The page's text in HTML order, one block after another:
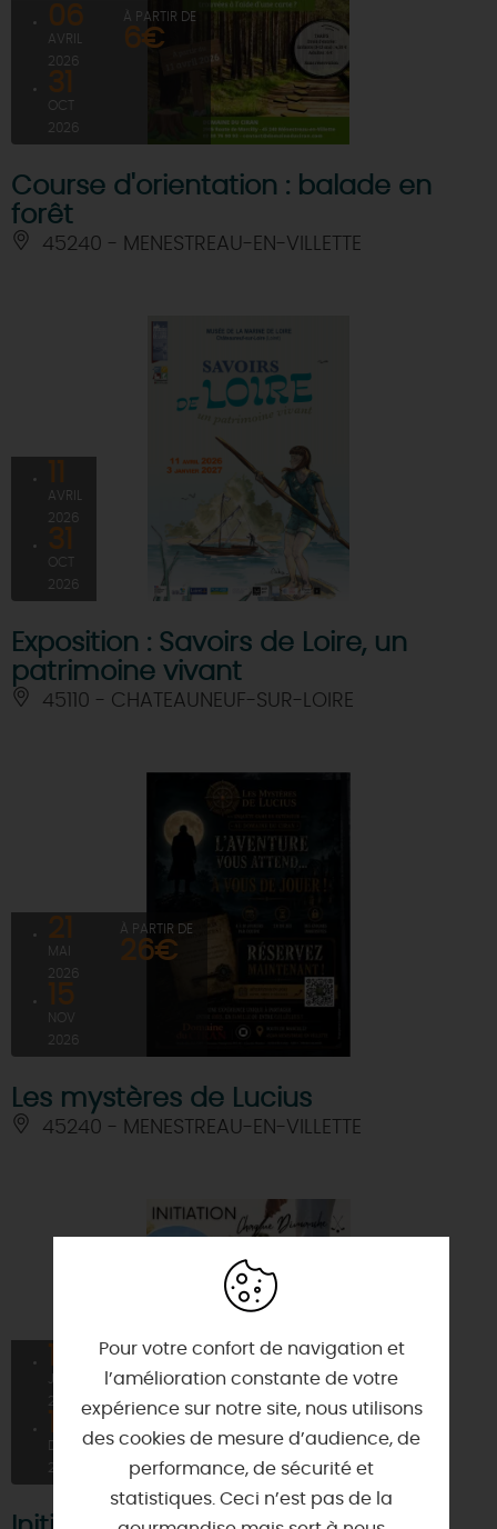
06
AVRIL
2026
31
OCT
2026
À PARTIR DE
6€
Course d'orientation : balade en
forêt
45240 - MENESTREAU-EN-VILLETTE
11
AVRIL
2026
31
OCT
2026
Exposition : Savoirs de Loire, un
patrimoine vivant
45110 - CHATEAUNEUF-SUR-LOIRE
21
MAI
2026
15
2026
À PARTIR DE
26€
Les mystères de Lucius
45240 - MENESTREAU-EN-VILLETTE
2026
DÉC
2026
À PARTIR DE
25€
Pour votre confort de navigation et
l’amélioration constante de votre
expérience sur notre site, nous utilisons
des cookies de mesure d’audience, de
performance, de sécurité et
statistiques. Ceci n’est pas de la